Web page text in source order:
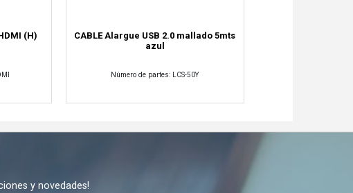
(H)
CABLE Alargue USB 2.0 mallado 5mts
azul
Número de partes: LCS-50Y
y novedades!